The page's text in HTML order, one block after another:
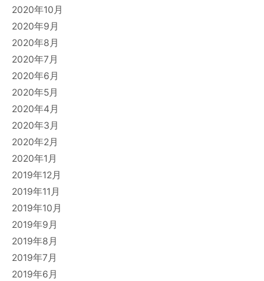
2020年10月
2020年9月
2020年8月
2020年7月
2020年6月
2020年5月
2020年4月
2020年3月
2020年2月
2020年1月
2019年12月
2019年11月
2019年10月
2019年9月
2019年8月
2019年7月
2019年6月